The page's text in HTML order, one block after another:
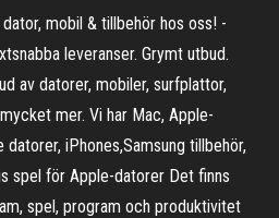
mobil & tillbehör hos oss! -
leveranser. Grymt utbud.
av datorer, mobiler, surfplattor,
mer. Vi har Mac, Apple-
datorer, iPhones,Samsung tillbehör,
spel för Apple-datorer Det finns
spel, program och produktivitet